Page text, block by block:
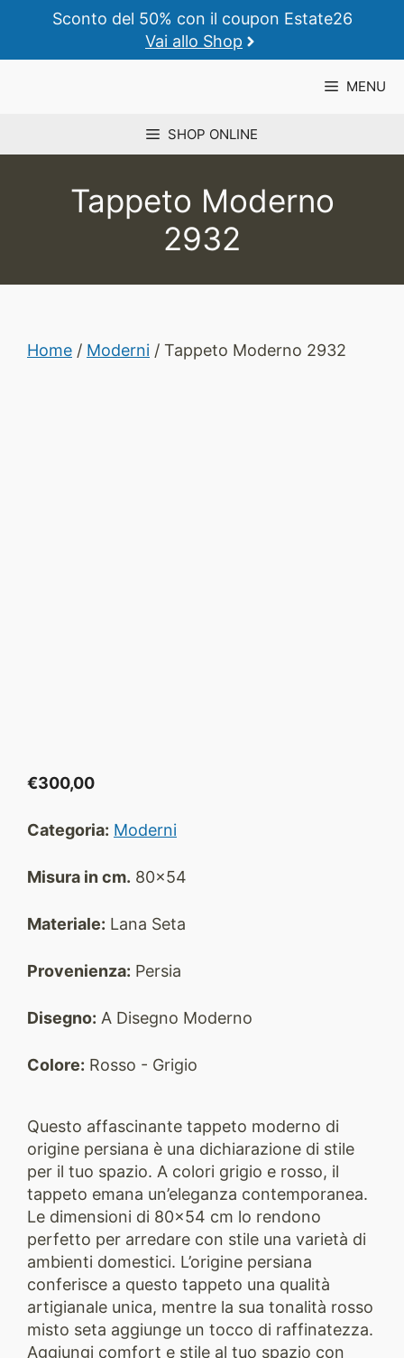
contenuto
Sconto del 50% con il coupon Estate26
Vai allo Shop
MENU
SHOP ONLINE
Tappeto Moderno
2932
Home / Moderni / Tappeto Moderno 2932
€300,00
Categoria: Moderni
Misura in cm. 80x54
Materiale: Lana Seta
Provenienza: Persia
Disegno: A Disegno Moderno
Colore: Rosso - Grigio
Questo affascinante tappeto moderno di
origine persiana è una dichiarazione di stile
per il tuo spazio. A colori grigio e rosso, il
tappeto emana un’eleganza contemporanea.
Le dimensioni di 80×54 cm lo rendono
perfetto per arredare con stile una varietà di
ambienti domestici. L’origine persiana
conferisce a questo tappeto una qualità
artigianale unica, mentre la sua tonalità rosso
misto seta aggiunge un tocco di raffinatezza.
Aggiungi comfort e stile al tuo spazio con